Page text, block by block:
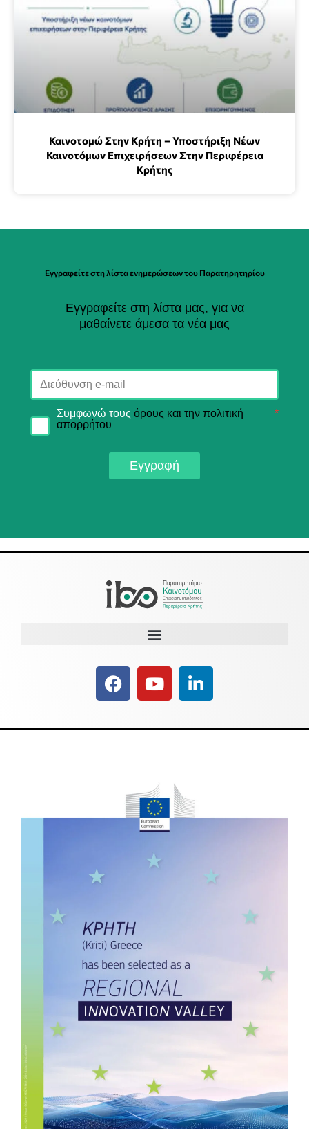
Καινοτομώ Στην Κρήτη – Υποστήριξη Νέων
Καινοτόμων Επιχειρήσεων Στην Περιφέρεια
Κρήτης
Εγγραφείτε στη λίστα ενημερώσεων του Παρατηρητηρίου
Εγγραφείτε στη λίστα μας, για να
μαθαίνετε άμεσα τα νέα μας
Συμφωνώ τους όρους και την πολιτική
απορρήτου
*
Εγγραφή